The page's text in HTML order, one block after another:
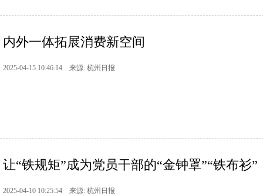
内外一体拓展消费新空间
2025-04-15 10:46:14 来源: 杭州日报
让“铁规矩”成为党员干部的“金钟罩”“铁布衫”
2025-04-10 10:25:54 来源: 杭州日报